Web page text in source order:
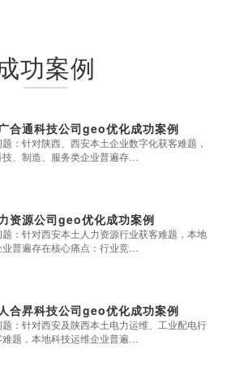
功案例
合通科技公司geo优化成功案例
：针对陕西、西安本土企业数字化获客难题，
、制造、服务类企业普遍存…
资源公司geo优化成功案例
：针对西安本土人力资源行业获客难题，本地
业普遍存在核心痛点：行业竞…
合昇科技公司geo优化成功案例
：针对西安及陕西本土电力运维、工业配电行
题，本地科技运维企业普遍…